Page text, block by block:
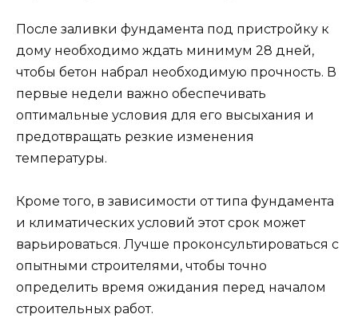
После заливки фундамента под пристройку к
дому необходимо ждать минимум 28 дней,
чтобы бетон набрал необходимую прочность. В
первые недели важно обеспечивать
оптимальные условия для его высыхания и
предотвращать резкие изменения
температуры.
Кроме того, в зависимости от типа фундамента
и климатических условий этот срок может
варьироваться. Лучше проконсультироваться с
опытными строителями, чтобы точно
определить время ожидания перед началом
строительных работ.